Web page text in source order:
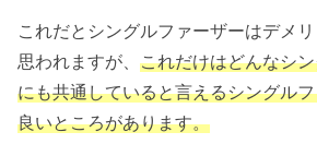
これだとシングルファーザーはデメ
思われますが、 これだけはどんなシ
にも共通していると言えるシングル
良いところがあります。